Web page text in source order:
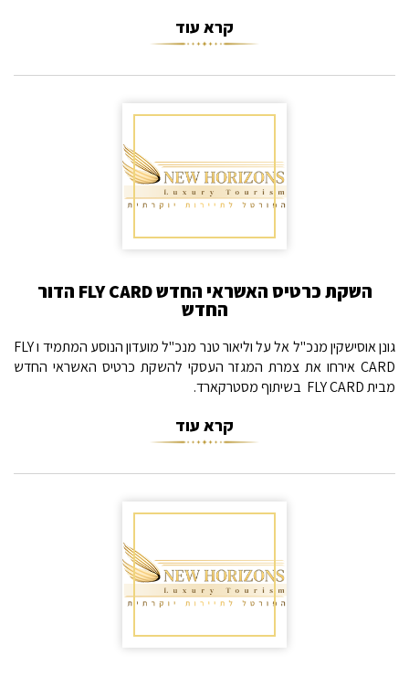
קרא עוד
השקת כרטיס האשראי החדש FLY CARD הדור
החדש
גונן אוסישקין מנכ"ל אל על וליאור טנר מנכ"ל מועדון הנוסע המתמיד ו FLY
CARD אירחו את צמרת המגזר העסקי להשקת כרטיס האשראי החדש
מבית FLY CARD בשיתוף מסטרקארד.
קרא עוד